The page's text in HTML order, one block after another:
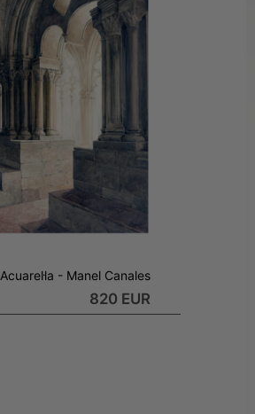
Acuarel·la - Manel Canales
820 EUR